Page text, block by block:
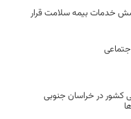
خدمات بیمه سلامت قرار
کشور در خراسان جنوبی